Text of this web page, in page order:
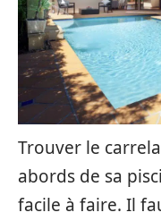
Trouver le
abords de sa
facile à faire. Il